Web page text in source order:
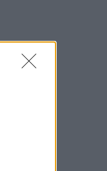
θεραπεία για